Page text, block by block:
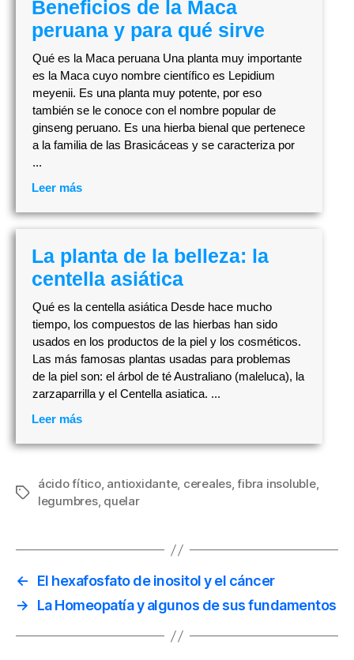
Beneficios de la Maca
peruana y para qué sirve
Qué es la Maca peruana Una planta muy importante
es la Maca cuyo nombre científico es Lepidium
meyenii. Es una planta muy potente, por eso
también se le conoce con el nombre popular de
ginseng peruano. Es una hierba bienal que pertenece
a la familia de las Brasicáceas y se caracteriza por
...
Leer más
La planta de la belleza: la
centella asiática
Qué es la centella asiática Desde hace mucho
tiempo, los compuestos de las hierbas han sido
usados en los productos de la piel y los cosméticos.
Las más famosas plantas usadas para problemas
de la piel son: el árbol de té Australiano (maleluca), la
zarzaparrilla y el Centella asiatica. ...
Leer más
Etiquetas
ácido fítico, antioxidante, cereales,fibra insoluble,
legumbres, quelar
←
El hexafosfato de inositol y el cáncer
→
La Homeopatía y algunos de sus fundamentos